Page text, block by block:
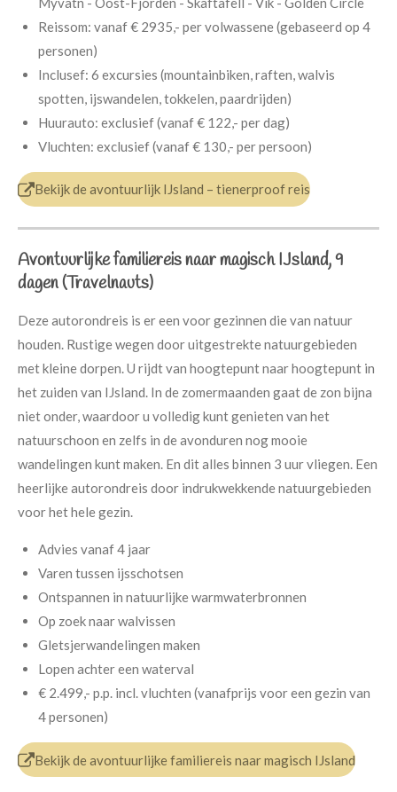
Reissom: vanaf € 2935,- per volwassene (gebaseerd op 4
personen)
Inclusef: 6 excursies (mountainbiken, raften, walvis
spotten, ijswandelen, tokkelen, paardrijden)
Huurauto: exclusief (vanaf € 122,- per dag)
Vluchten: exclusief (vanaf € 130,- per persoon)
Bekijk de avontuurlijk IJsland – tienerproof reis
Avontuurlijke familiereis naar magisch IJsland, 9
dagen (Travelnauts)
Deze autorondreis is er een voor gezinnen die van natuur
houden. Rustige wegen door uitgestrekte natuurgebieden
met kleine dorpen. U rijdt van hoogtepunt naar hoogtepunt in
het zuiden van IJsland. In de zomermaanden gaat de zon bijna
niet onder, waardoor u volledig kunt genieten van het
natuurschoon en zelfs in de avonduren nog mooie
wandelingen kunt maken. En dit alles binnen 3 uur vliegen. Een
heerlijke autorondreis door indrukwekkende natuurgebieden
voor het hele gezin.
Advies vanaf 4 jaar
Varen tussen ijsschotsen
Ontspannen in natuurlijke warmwaterbronnen
Op zoek naar walvissen
Gletsjerwandelingen maken
Lopen achter een waterval
€ 2.499,- p.p.incl. vluchten (vanafprijs voor een gezin van
4 personen)
Bekijk de avontuurlijke familiereis naar magisch IJsland